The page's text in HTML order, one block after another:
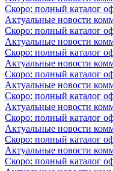
Скоро: полный каталог
Актуальные новости
Скоро: полный каталог
Актуальные новости
Скоро: полный каталог
Актуальные новости
Скоро: полный каталог
Актуальные новости
Скоро: полный каталог
Актуальные новости
Скоро: полный каталог
Актуальные новости
Скоро: полный каталог
Актуальные новости
Скоро: полный каталог